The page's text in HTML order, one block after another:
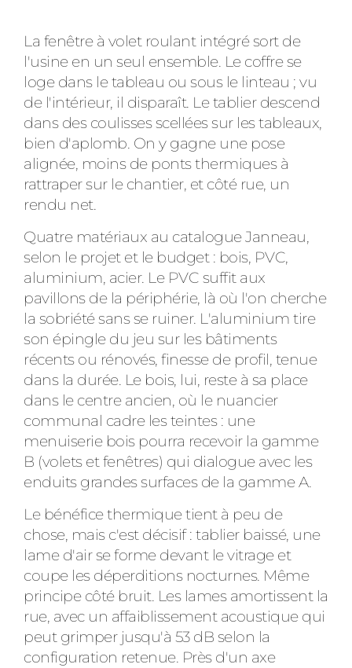
La fenêtre à volet roulant intégré sort de
l'usine en un seul ensemble. Le coffre se
loge dans le tableau ou sous le linteau ; vu
de l'intérieur, il disparaît. Le tablier descend
dans des coulisses scellées sur les tableaux,
bien d'aplomb. On y gagne une pose
alignée, moins de ponts thermiques à
rattraper sur le chantier, et côté rue, un
rendu net.
Quatre matériaux au catalogue Janneau,
selon le projet et le budget : bois, PVC,
aluminium, acier. Le PVC suffit aux
pavillons de la périphérie, là où l'on cherche
la sobriété sans se ruiner. L'aluminium tire
son épingle du jeu sur les bâtiments
récents ou rénovés, finesse de profil, tenue
dans la durée. Le bois, lui, reste à sa place
dans le centre ancien, où le nuancier
communal cadre les teintes : une
menuiserie bois pourra recevoir la gamme
B (volets et fenêtres) qui dialogue avec les
enduits grandes surfaces de la gamme A.
Le bénéfice thermique tient à peu de
chose, mais c'est décisif : tablier baissé, une
lame d'air se forme devant le vitrage et
coupe les déperditions nocturnes. Même
principe côté bruit. Les lames amortissent la
rue, avec un affaiblissement acoustique qui
peut grimper jusqu'à 53 dB selon la
configuration retenue. Près d'un axe